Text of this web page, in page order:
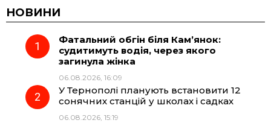
c
e
o
e
r
t
A
НОВИНИ
Фатальний обгін біля Кам’янок:
судитимуть водія, через якого
загинула жінка
06.08.2026, 16:09
У Тернополі планують встановити 12
сонячних станцій у школах і садках
06.08.2026, 15:19